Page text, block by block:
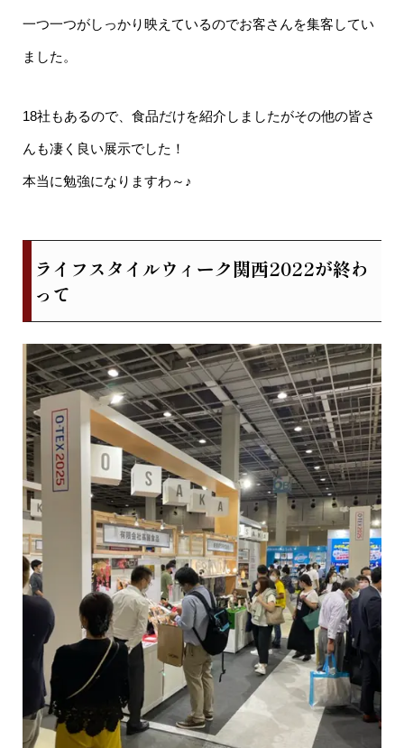
一つ一つがしっかり映えているのでお客さんを集客してい
ました。
18社もあるので、食品だけを紹介しましたがその他の皆さ
んも凄く良い展示でした！
本当に勉強になりますわ～♪
ライフスタイルウィーク関西2022が終わ
って